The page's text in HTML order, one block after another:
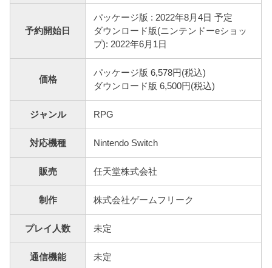
予約開始日
パッケージ版 : 2022年8月4日 予定
ダウンロード版(ニンテンドーeショッ
プ): 2022年6月1日
価格
パッケージ版 6,578円(税込)
ダウンロード版 6,500円(税込)
ジャンル RPG
対応機種 Nintendo Switch
販売 任天堂株式会社
制作 株式会社ゲームフリーク
プレイ人数 未定
通信機能 未定